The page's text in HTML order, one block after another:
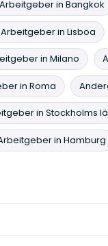
in Bangkok
in Lisboa
in Milano
in Roma
in Stockholms
in Hamburg